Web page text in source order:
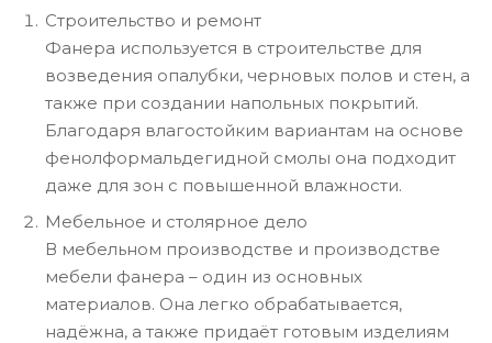
Строительство и ремонт
Фанера используется в строительстве для
возведения опалубки, черновых полов и стен, а
также при создании напольных покрытий.
Благодаря влагостойким вариантам на основе
фенолформальдегидной смолы она подходит
даже для зон с повышенной влажности.
Мебельное и столярное дело
В мебельном производстве и производстве
мебели фанера – один из основных
материалов. Она легко обрабатывается,
надёжна, а также придаёт готовым изделиям